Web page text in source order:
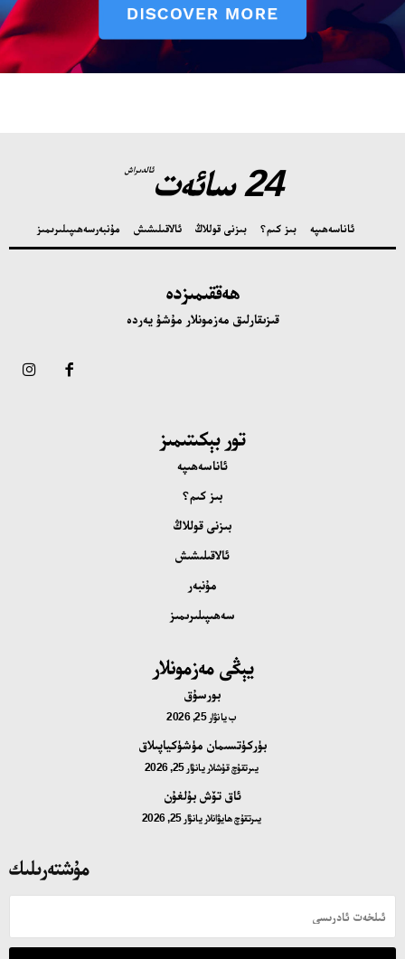
24 سائەت ئالدىراش
ئاناسەھىپە بىز كىم؟ بىزنى قوللاڭ ئالاقىلىشىش مۇنبەرسەھىپىلىرىمىز
ھەققىمىزدە
قىزىقارلىق مەزمونلار مۇشۇ يەردە
تور بېكىتىمىز
ئاناسەھىپە
بىز كىم؟
بىزنى قوللاڭ
ئالاقىلىشىش
مۇنبەر
سەھىپىلىرىمىز
يېڭى مەزمونلار
بورسۇق
بيانۋار 25, 2026
بۈركۈتسىمان مۈشۈكياپىلاق
يىرتقۇچ قۇشلار يانۋار 25, 2026
ئاق تۆش بۇلغۇن
يىرتقۇچ ھايۋانلار يانۋار 25, 2026
مۇشتەرىلىك